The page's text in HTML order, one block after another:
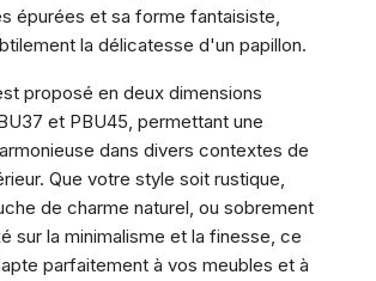
épurées et sa forme fantaisiste,
la délicatesse d'un papillon.
proposé en deux dimensions
et PBU45, permettant une
dans divers contextes de
Que votre style soit rustique,
de charme naturel, ou sobrement
sur la minimalisme et la finesse, ce
parfaitement à vos meubles et à